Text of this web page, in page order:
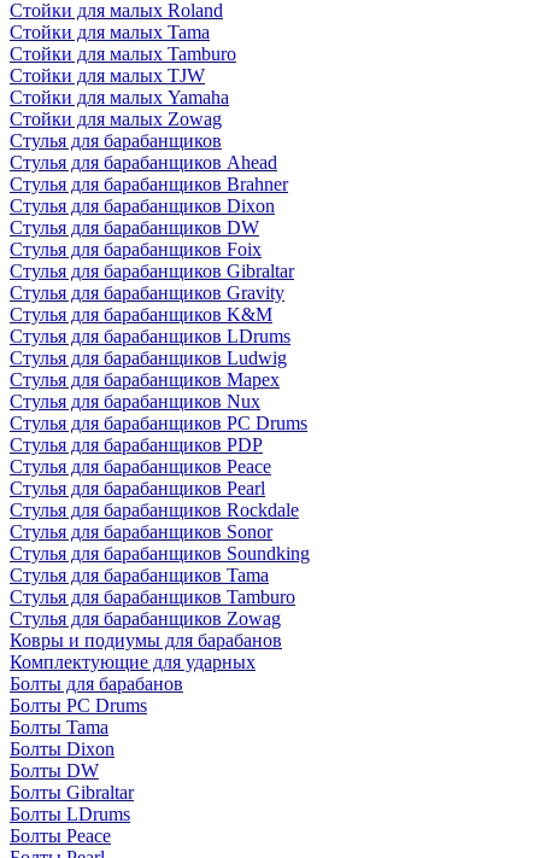
Стойки для малых Roland
Стойки для малых Tama
Стойки для малых Tamburo
Стойки для малых TJW
Стойки для малых Yamaha
Стойки для малых Zowag
Стулья для барабанщиков
Стулья для барабанщиков Ahead
Стулья для барабанщиков Brahner
Стулья для барабанщиков Dixon
Стулья для барабанщиков DW
Стулья для барабанщиков Foix
Стулья для барабанщиков Gibraltar
Стулья для барабанщиков Gravity
Стулья для барабанщиков K&M
Стулья для барабанщиков LDrums
Стулья для барабанщиков Ludwig
Стулья для барабанщиков Mapex
Стулья для барабанщиков Nux
Стулья для барабанщиков PC Drums
Стулья для барабанщиков PDP
Стулья для барабанщиков Peace
Стулья для барабанщиков Pearl
Стулья для барабанщиков Rockdale
Стулья для барабанщиков Sonor
Стулья для барабанщиков Soundking
Стулья для барабанщиков Tama
Стулья для барабанщиков Tamburo
Стулья для барабанщиков Zowag
Ковры и подиумы для барабанов
Комплектующие для ударных
Болты для барабанов
Болты PC Drums
Болты Tama
Болты Dixon
Болты DW
Болты Gibraltar
Болты LDrums
Болты Peace